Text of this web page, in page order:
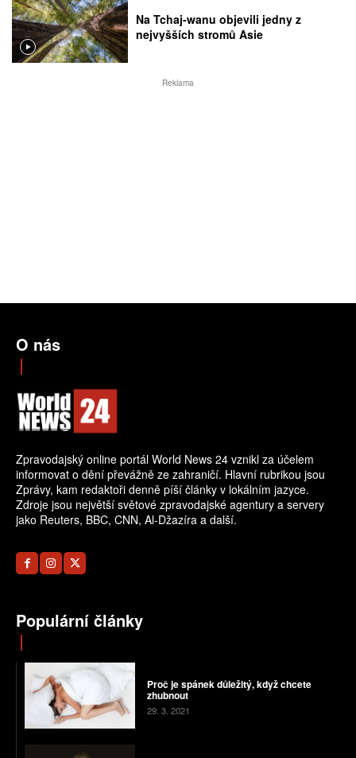
Na Tchaj-wanu objevili jedny z
nejvyšších stromů Asie
Reklama
O nás
Zpravodajský online portál World News 24 vznikl za účelem
informovat o dění převážně ze zahraničí. Hlavní rubrikou jsou
Zprávy, kam redaktoři denně píší články v lokálním jazyce.
Zdroje jsou největší světové zpravodajské agentury a servery
jako Reuters, BBC, CNN, Al-Džazíra a další.
Populární články
Proč je spánek důležitý, když chcete
zhubnout
29. 3. 2021